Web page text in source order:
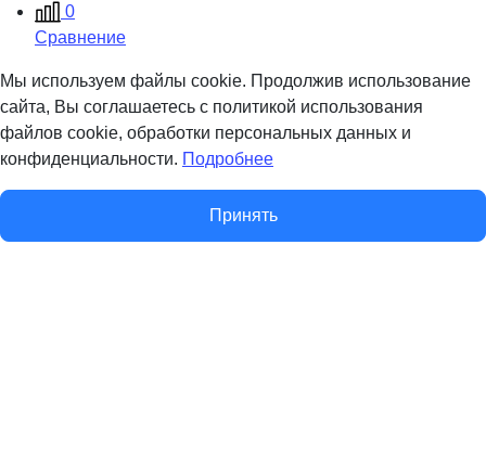
0
Сравнение
Мы используем файлы cookie. Продолжив использование
сайта, Вы соглашаетесь с политикой использования
файлов cookie, обработки персональных данных и
конфиденциальности. Подробнее
Принять